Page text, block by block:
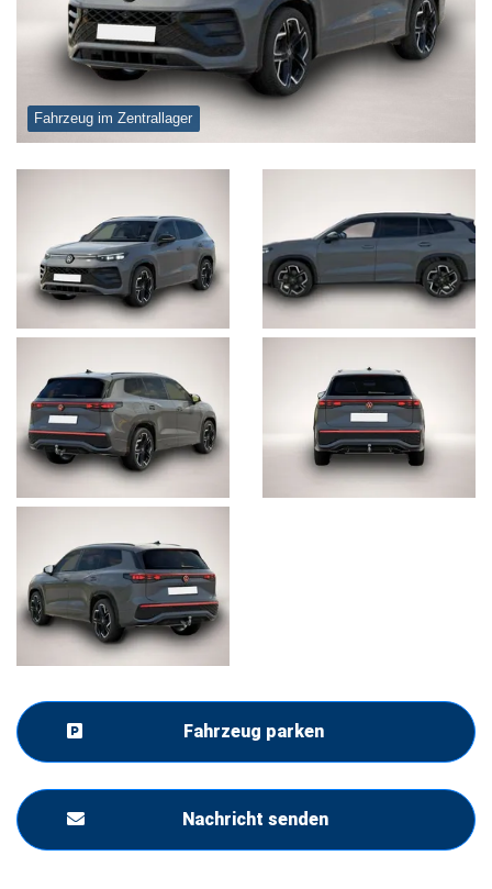
Fahrzeug im Zentrallager
Fahrzeug parken
Nachricht senden